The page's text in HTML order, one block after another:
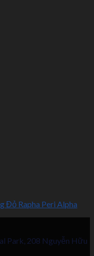
Đỏ Rapha Peri Alpha
Park, 208 Nguyễn Hữu